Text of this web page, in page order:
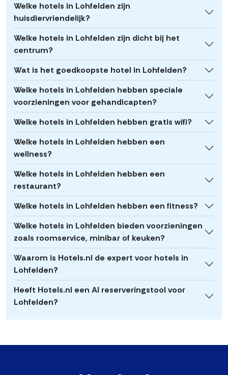
Welke hotels in Lohfelden zijn
huisdiervriendelijk?
Welke hotels in Lohfelden zijn dicht bij het
centrum?
Wat is het goedkoopste hotel in Lohfelden?
Welke hotels in Lohfelden hebben speciale
voorzieningen voor gehandicapten?
Welke hotels in Lohfelden hebben gratis wifi?
Welke hotels in Lohfelden hebben een
wellness?
Welke hotels in Lohfelden hebben een
restaurant?
Welke hotels in Lohfelden hebben een fitness?
Welke hotels in Lohfelden bieden voorzieningen
zoals roomservice, minibar of keuken?
Waarom is Hotels.nl de expert voor hotels in
Lohfelden?
Heeft Hotels.nl een AI reserveringstool voor
Lohfelden?